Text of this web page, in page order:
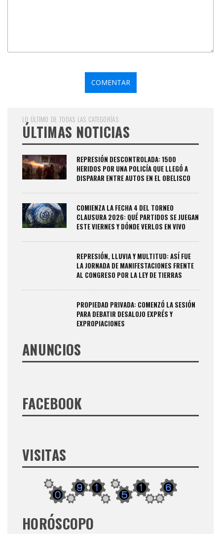
LO ÚLTIMO DE TODAS LAS CATEGORÍAS
ÚLTIMAS NOTICIAS
REPRESIÓN DESCONTROLADA: 1500
HERIDOS POR UNA POLICÍA QUE LLEGÓ A
DISPARAR ENTRE AUTOS EN EL OBELISCO
COMIENZA LA FECHA 4 DEL TORNEO
CLAUSURA 2026: QUÉ PARTIDOS SE JUEGAN
ESTE VIERNES Y DÓNDE VERLOS EN VIVO
REPRESIÓN, LLUVIA Y MULTITUD: ASÍ FUE
LA JORNADA DE MANIFESTACIONES FRENTE
AL CONGRESO POR LA LEY DE TIERRAS
PROPIEDAD PRIVADA: COMENZÓ LA SESIÓN
PARA DEBATIR DESALOJO EXPRÉS Y
EXPROPIACIONES
ANUNCIOS
FACEBOOK
VISITAS
HORÓSCOPO